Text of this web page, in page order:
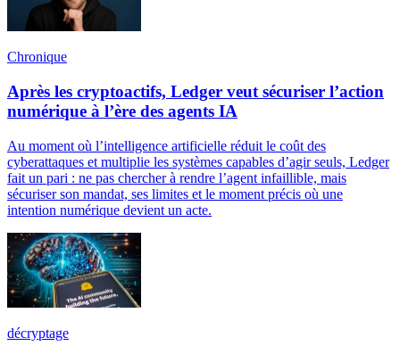
Chronique
Après les cryptoactifs, Ledger veut sécuriser l’action
numérique à l’ère des agents IA
Au moment où l’intelligence artificielle réduit le coût des
cyberattaques et multiplie les systèmes capables d’agir seuls, Ledger
fait un pari : ne pas chercher à rendre l’agent infaillible, mais
sécuriser son mandat, ses limites et le moment précis où une
intention numérique devient un acte.
décryptage